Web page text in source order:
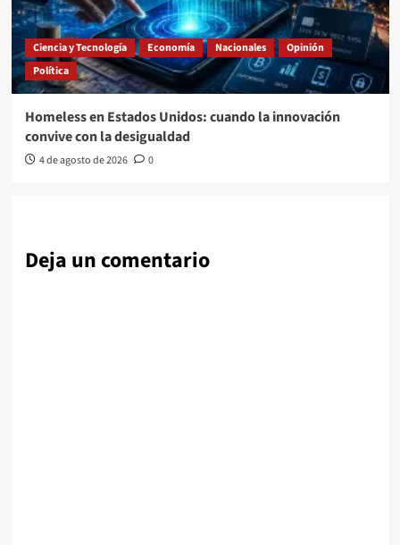
Ciencia y Tecnología Economía Nacionales
Opinión
Política
Homeless en Estados Unidos: cuando la innovación
convive con la desigualdad
4 de agosto de 2026 0
Deja un comentario